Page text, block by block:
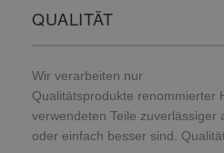
QUALITÄT
Wir verarbeiten nur
Qualitätsprodukte renommierter
verwendeten Teile zuverlässiger
oder einfach besser sind.